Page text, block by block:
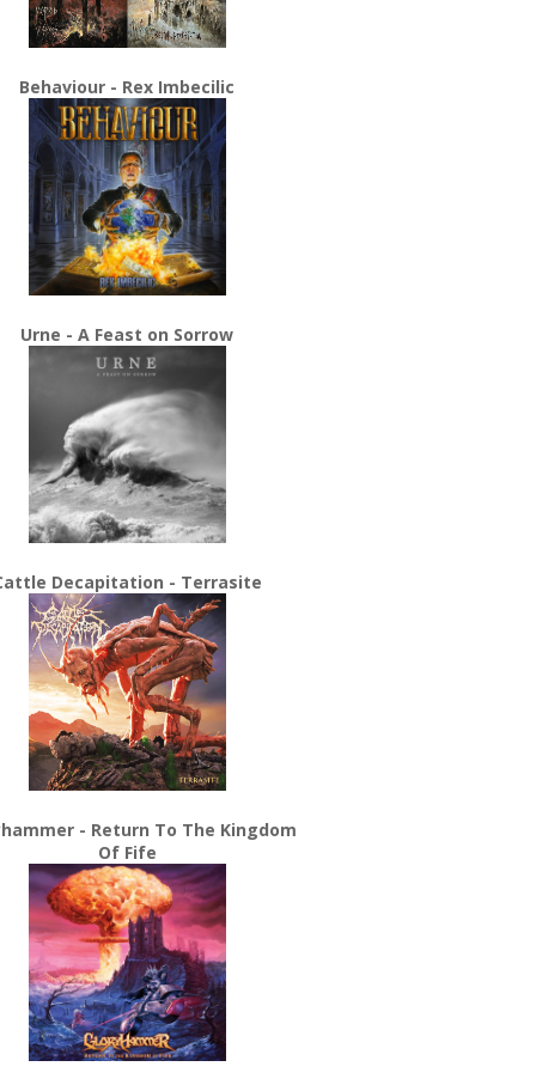
Behaviour - Rex Imbecilic
Urne - A Feast on Sorrow
Decapitation - Terrasite
- Return To The Kingdom
Of Fife